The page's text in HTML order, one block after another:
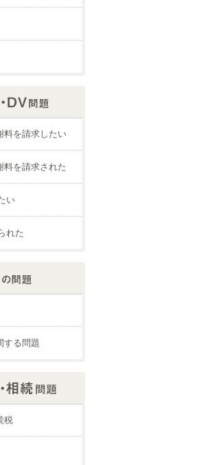
料を請求したい
料を請求された
い
れた
する問題
税